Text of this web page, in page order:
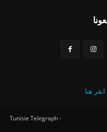
انقر هنا
Tunisie Telegraph -